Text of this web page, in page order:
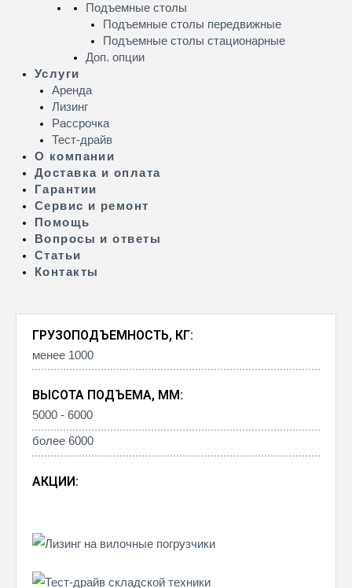
Подъемные столы
Подъемные столы передвижные
Подъемные столы стационарные
Доп. опции
Услуги
Аренда
Лизинг
Рассрочка
Тест-драйв
О компании
Доставка и оплата
Гарантии
Сервис и ремонт
Помощь
Вопросы и ответы
Статьи
Контакты
ГРУЗОПОДЪЕМНОСТЬ, КГ:
менее 1000
ВЫСОТА ПОДЪЕМА, ММ:
5000 - 6000
более 6000
АКЦИИ: